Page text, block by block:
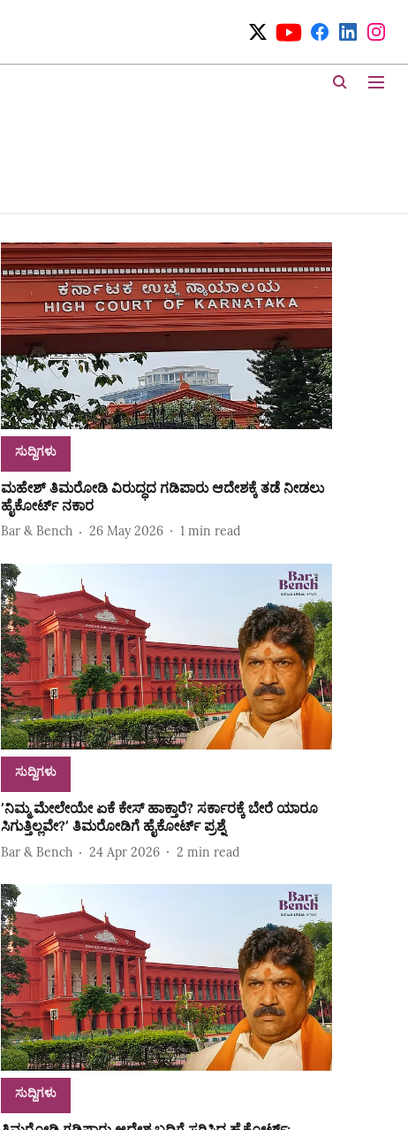
ಸುದ್ದಿಗಳು
ಮಹೇಶ್‌ ತಿಮರೋಡಿ ವಿರುದ್ಧದ ಗಡಿಪಾರು ಆದೇಶಕ್ಕೆ ತಡೆ ನೀಡಲು
ಹೈಕೋರ್ಟ್‌ ನಕಾರ
Bar & Bench 26 May 2026 1 min read
ಸುದ್ದಿಗಳು
ʼನಿಮ್ಮ ಮೇಲೇಯೇ ಏಕೆ ಕೇಸ್ ಹಾಕ್ತಾರೆ? ಸರ್ಕಾರಕ್ಕೆ ಬೇರೆ ಯಾರೂ
ಸಿಗುತ್ತಿಲ್ಲವೇ?ʼ ತಿಮರೋಡಿಗೆ ಹೈಕೋರ್ಟ್‌ ಪ್ರಶ್ನೆ
Bar & Bench 24 Apr 2026 2 min read
ಸುದ್ದಿಗಳು